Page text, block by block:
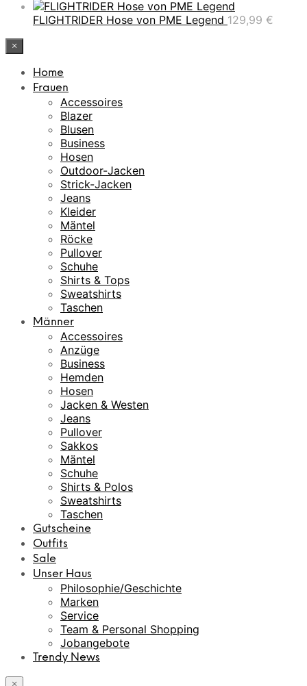
FLIGHTRIDER Hose von PME Legend 129,99 €
×
Home
Frauen
Accessoires
Blazer
Blusen
Business
Hosen
Outdoor-Jacken
Strick-Jacken
Jeans
Kleider
Mäntel
Röcke
Pullover
Schuhe
Shirts & Tops
Sweatshirts
Taschen
Männer
Accessoires
Anzüge
Business
Hemden
Hosen
Jacken & Westen
Jeans
Pullover
Sakkos
Mäntel
Schuhe
Shirts & Polos
Sweatshirts
Taschen
Gutscheine
Outfits
Sale
Unser Haus
Philosophie/Geschichte
Marken
Service
Team & Personal Shopping
Jobangebote
Trendy News
×